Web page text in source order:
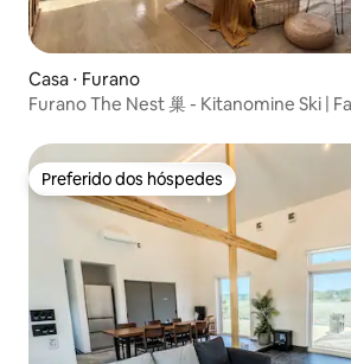
Casa ⋅ Furano
Furano The Nest 巢 - Kitanomine Ski |
Preferido dos hóspedes
Preferido dos hóspedes